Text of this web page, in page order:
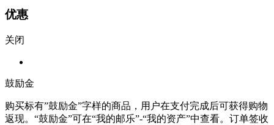
优惠
关闭
鼓励金
购买标有”鼓励金”字样的商品，用户在支付完成后可获得购物
返现。“鼓励金”可在“我的邮乐”-“我的资产”中查看。订单签收